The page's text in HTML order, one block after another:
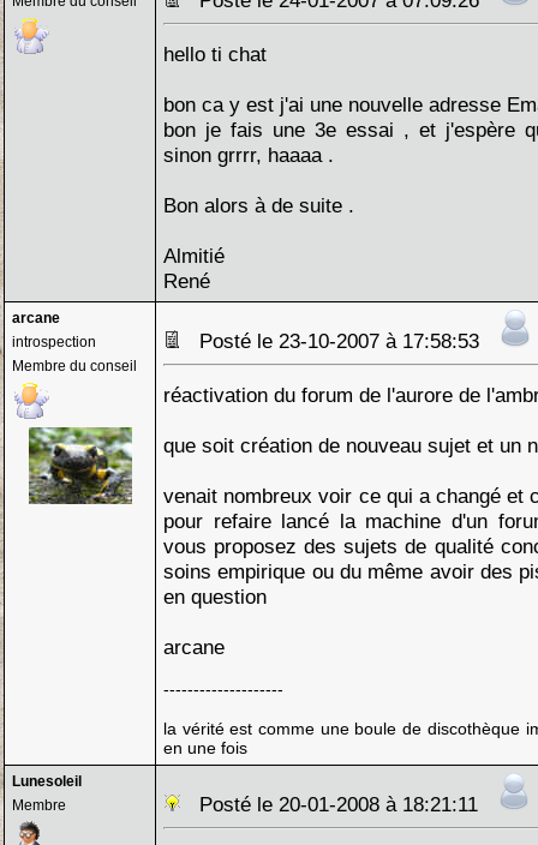
hello ti chat
bon ca y est j'ai une nouvelle adresse
bon je fais une 3e essai , et j'espère
sinon grrrr, haaaa .
Bon alors à de suite .
Almitié
René
arcane
introspection
Membre du conseil
Posté le 23-10-2007 à 17:58:53
réactivation du forum de l'aurore de
que soit création de nouveau sujet et un
venait nombreux voir ce qui a changé et
pour refaire lancé la machine d'un
vous proposez des sujets de qualité
soins empirique ou du même avoir des
en question
arcane
--------------------
la vérité est comme une boule de discothèque
en une fois
Lunesoleil
Membre
Posté le 20-01-2008 à 18:21:11